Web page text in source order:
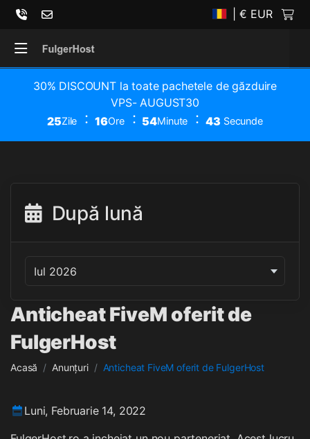
| € EUR
30% DISCOUNT la toate pachetele de găzduire
VPS- AUGUST30
25Zile 16Ore 54Minute 43 Secunde
După lună
Anticheat FiveM oferit de
FulgerHost
Acasă Anunțuri Anticheat FiveM oferit de FulgerHost
Luni, Februarie 14, 2022